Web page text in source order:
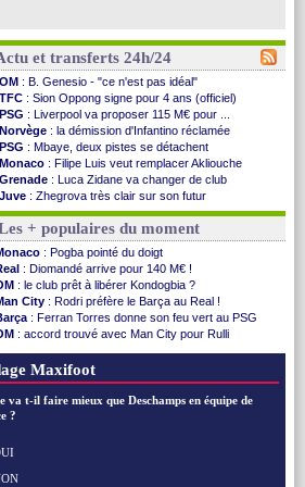
et transferts 24h/24
OM : B. Genesio - "ce n'est pas idéal"
TFC : Sion Oppong signe pour 4 ans (officiel)
PSG : Liverpool va proposer 115 M€ pour ...
Norvège : la démission d'Infantino réclamée
PSG : Mbaye, deux pistes se détachent
Monaco : Filipe Luis veut remplacer Akliouche
Grenade : Luca Zidane va changer de club
Juve : Zhegrova très clair sur son futur
OM: Aguerd, le plan B de Naples
Arsenal: Guimarães a signé son contrat
Nantes: direction Chypre pour Duverne
Monaco : le remplaçant d'Akliouche en ...
Man Utd: Bayindir signe au Celta (officiel)
City: Enzo Fernandez pour l'après-Rodri ?
: l'option Monaco pour Lukaku !
: Lucas Perri a été approché
PSG: le coach de l'Ajax insiste pour Godts
Francfort: Dina Ebimbe signe à Schalke (off.)
Monaco: Filipe Luis aimerait garder Balogun
Dortmund
Argentine
+ populaires du moment
: Pogba pointé du doigt
: Diomandé arrive pour 140 M€ !
: le club prêt à libérer Kondogbia ?
City : Rodri préfère le Barça au Real !
: Ferran Torres donne son feu vert au PSG
: accord trouvé avec Man City pour Rulli
: une offre pour Bulka
Maxifoot
va t-il faire mieux que Deschamps en équipe de
?